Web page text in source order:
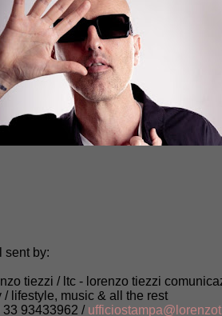
sent by:
tiezzi / ltc - lorenzo tiezzi
/ lifestyle, music & all the rest
33 93433962 /